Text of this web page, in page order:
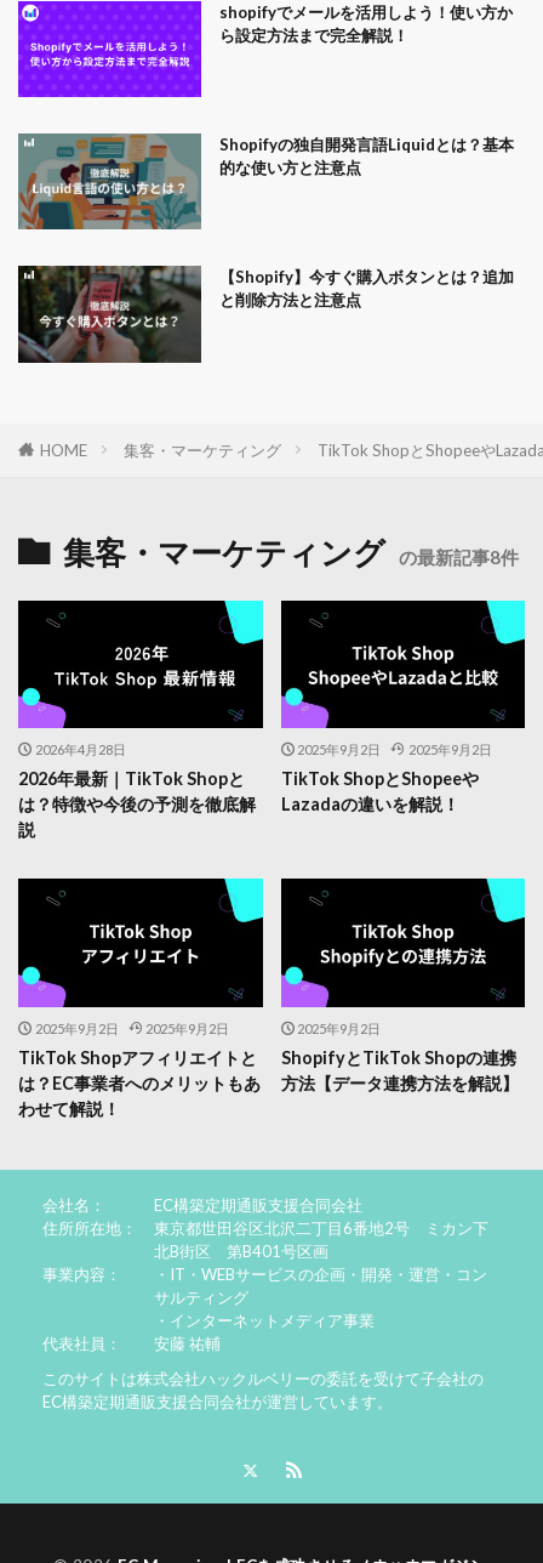
shopifyでメールを活用しよう！使い方か
ら設定方法まで完全解説！
Shopifyの独自開発言語Liquidとは？基本
的な使い方と注意点
【Shopify】今すぐ購入ボタンとは？追加
と削除方法と注意点
HOME 集客・マーケティング TikTok ShopとShopeeや
集客・マーケティング の最新記事8件
2026年4月28日
2026年最新｜TikTok Shopと
は？特徴や今後の予測を徹底解
説
2025年9月2日 2025年9月2日
TikTok ShopとShopeeや
Lazadaの違いを解説！
2025年9月2日 2025年9月2日
TikTok Shopアフィリエイトと
は？EC事業者へのメリットもあ
わせて解説！
2025年9月2日
ShopifyとTikTok Shopの連携
方法【データ連携方法を解説】
会社名：
EC構築定期通販支援合同会社
住所所在地：
東京都世田谷区北沢二丁目6番地2号 ミカン下
北B街区 第B401号区画
事業内容：
・IT・WEBサービスの企画・開発・運営・コン
サルティング
・インターネットメディア事業
代表社員：
安藤 祐輔
このサイトは株式会社ハックルベリーの委託を受けて子会社の
EC構築定期通販支援合同会社が運営しています。